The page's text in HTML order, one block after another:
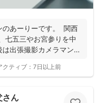
のあーりーです。 関西
七五三やお宮参りを中
出張撮影カメラマンと
クティブ： 7日以上前
さん